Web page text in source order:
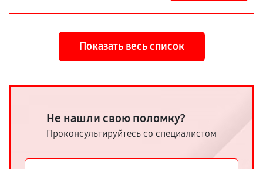
Показать весь список
Не нашли свою поломку?
Проконсультируйтесь со специалистом